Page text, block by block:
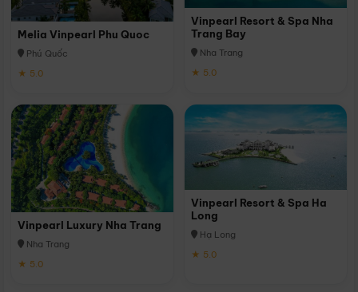
Melia Vinpearl Phu Quoc
Phú Quốc
★ 5.0
Vinpearl Resort & Spa Nha
Trang Bay
Nha Trang
★ 5.0
Vinpearl Luxury Nha Trang
Nha Trang
★ 5.0
Vinpearl Resort & Spa Ha
Long
Hạ Long
★ 5.0